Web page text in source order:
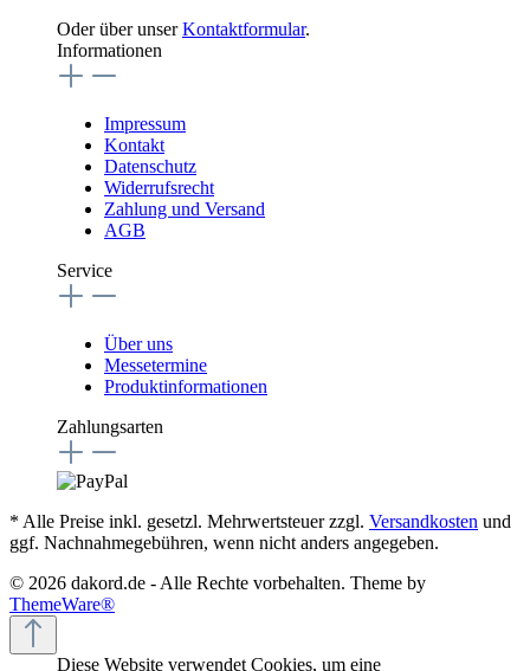
Oder über unserKontaktformular.
Informationen
Impressum
Kontakt
Datenschutz
Widerrufsrecht
Zahlung und Versand
AGB
Service
Über uns
Messetermine
Produktinformationen
Zahlungsarten
* Alle Preise inkl. gesetzl. Mehrwertsteuer zzgl. Versandkosten und
ggf. Nachnahmegebühren, wenn nicht anders angegeben.
© 2026 dakord.de - Alle Rechte vorbehalten. Theme by
ThemeWare®
Diese Website verwendet Cookies, um eine